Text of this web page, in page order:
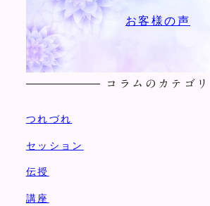
お客様の声
コラムのカテゴリ
つれづれ
セッション
伝授
講座